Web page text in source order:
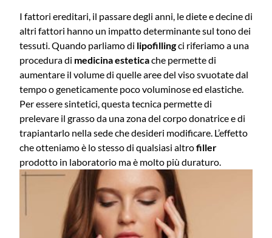
I fattori ereditari, il passare degli anni, le diete e decine di
altri fattori hanno un impatto determinante sul tono dei
tessuti.Quando parliamo di lipofillingci riferiamo a una
procedura di medicina esteticache permette di
aumentare il volume di quelle aree del viso svuotate dal
tempo o geneticamente poco voluminose ed elastiche.
Per essere sintetici, questa tecnica permette di
prelevare il grasso da una zona del corpo donatrice e di
trapiantarlo nella sede che desideri modificare. L’effetto
che otteniamo è lo stesso di qualsiasi altrofiller
prodotto in laboratorio ma è molto più duraturo.